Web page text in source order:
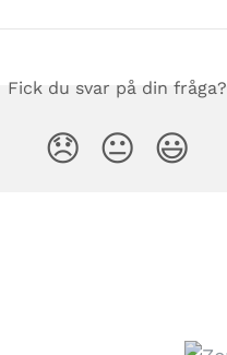
Fick du svar på din fråga?
😞 😐 😃